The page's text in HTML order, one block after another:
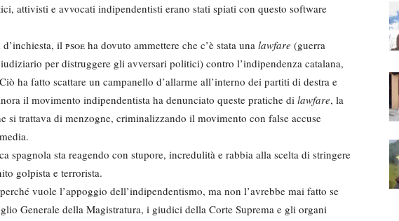
attivisti e avvocati indipendentisti erano stati spiati con questo software
il psoe ha dovuto ammettere che c’è stata una lawfare (guerra
per distruggere gli avversari politici) contro l’indipendenza catalana,
ha fatto scattare un campanello d’allarme all’interno dei partiti di destra e
il movimento indipendentista ha denunciato queste pratiche di lawfare, la
si trattava di menzogne, criminalizzando il movimento con false accuse
spagnola sta reagendo con stupore, incredulità e rabbia alla scelta di stringere
golpista e terrorista.
perché vuole l’appoggio dell’indipendentismo, ma non l’avrebbe mai fatto se
Generale della Magistratura, i giudici della Corte Suprema e gli organi